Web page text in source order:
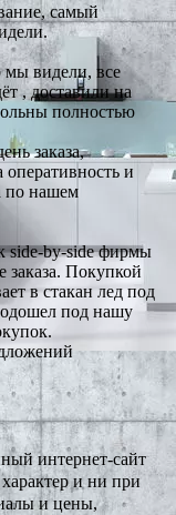
самый
мы видели, все
, доставили на
полностью
заказа,
и
по нашем
side-by-side фирмы
заказа. Покупкой
в стакан лед под
под нашу
интернет-сайт
и ни при
и цены,